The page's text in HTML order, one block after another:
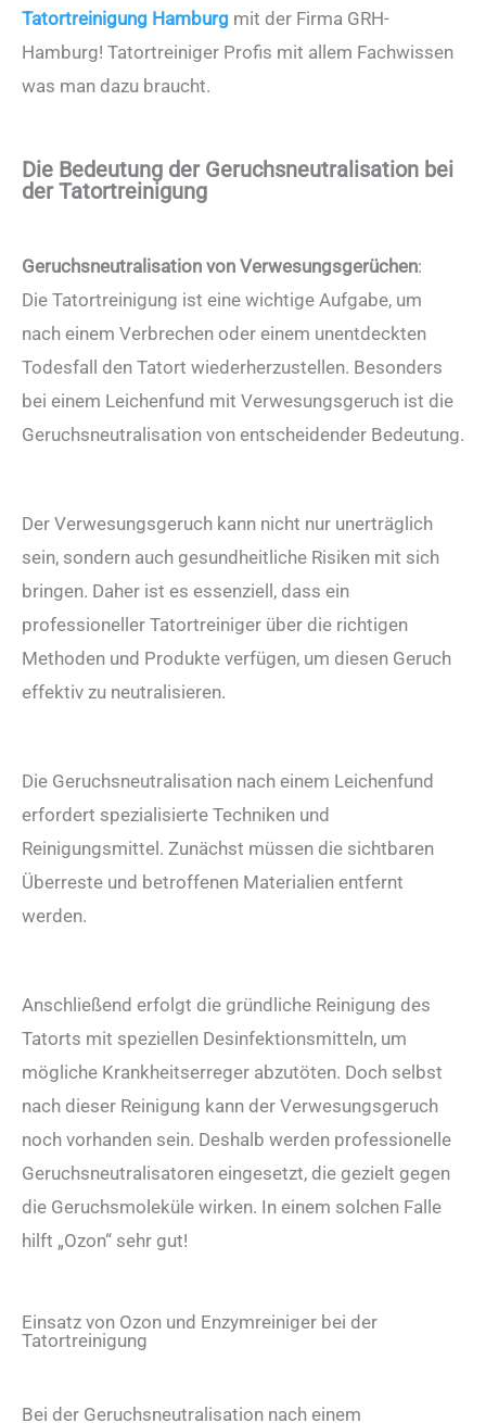
Tatortreinigung Hamburg mit der Firma GRH-
Hamburg! Tatortreiniger Profis mit allem Fachwissen
was man dazu braucht.
Die Bedeutung der Geruchsneutralisation bei
der Tatortreinigung
Geruchsneutralisation von Verwesungsgerüchen:
Die Tatortreinigung ist eine wichtige Aufgabe, um
nach einem Verbrechen oder einem unentdeckten
Todesfall den Tatort wiederherzustellen. Besonders
bei einem Leichenfund mit Verwesungsgeruch ist die
Geruchsneutralisation von entscheidender Bedeutung.
Der Verwesungsgeruch kann nicht nur unerträglich
sein, sondern auch gesundheitliche Risiken mit sich
bringen. Daher ist es essenziell, dass ein
professioneller Tatortreiniger über die richtigen
Methoden und Produkte verfügen, um diesen Geruch
effektiv zu neutralisieren.
Die Geruchsneutralisation nach einem Leichenfund
erfordert spezialisierte Techniken und
Reinigungsmittel. Zunächst müssen die sichtbaren
Überreste und betroffenen Materialien entfernt
werden.
Anschließend erfolgt die gründliche Reinigung des
Tatorts mit speziellen Desinfektionsmitteln, um
mögliche Krankheitserreger abzutöten. Doch selbst
nach dieser Reinigung kann der Verwesungsgeruch
noch vorhanden sein. Deshalb werden professionelle
Geruchsneutralisatoren eingesetzt, die gezielt gegen
die Geruchsmoleküle wirken. In einem solchen Falle
hilft „Ozon“ sehr gut!
Einsatz von Ozon und Enzymreiniger bei der
Tatortreinigung
Bei der Geruchsneutralisation nach einem